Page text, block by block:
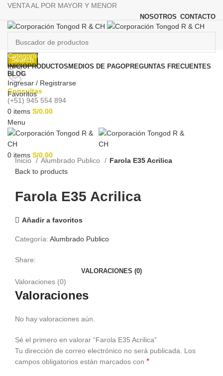
VENTA AL POR MAYOR Y MENOR
NOSOTROS CONTACTO
Search
Consultas
(+51) 945 554 894
0 items S/0.00
Menu
0 items S/0.00
Categorías
INICIOPRODUCTOS MEDIOS DE PAGOPREGUNTAS FRECUENTES
BLOG
Ingresar / Registrarse
Favoritos
Click to enlarge
Inicio Alumbrado Publico
Farola E35 Acrilica
Back to products
Farola E35 Acrilica
Añadir a favoritos
Categoría: Alumbrado Publico
Share:
VALORACIONES (0)
Valoraciones (0)
Valoraciones
No hay valoraciones aún.
Sé el primero en valorar “Farola E35 Acrilica”
Tu dirección de correo electrónico no será publicada. Los
campos obligatorios están marcados con *